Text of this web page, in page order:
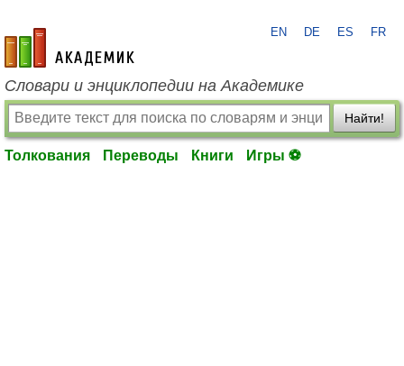
academic.ru
EN DE ES FR
Словари и энциклопедии на Академике
Найти!
Толкования Переводы Книги Игры ⚽